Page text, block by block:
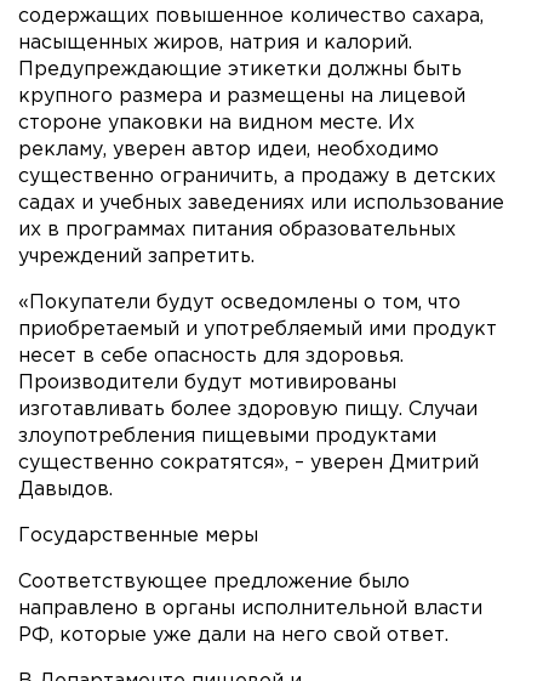
содержащих повышенное количество сахара,
насыщенных жиров, натрия и калорий.
Предупреждающие этикетки должны быть
крупного размера и размещены на лицевой
стороне упаковки на видном месте. Их
рекламу, уверен автор идеи, необходимо
существенно ограничить, а продажу в детских
садах и учебных заведениях или использование
их в программах питания образовательных
учреждений запретить.
«Покупатели будут осведомлены о том, что
приобретаемый и употребляемый ими продукт
несет в себе опасность для здоровья.
Производители будут мотивированы
изготавливать более здоровую пищу. Случаи
злоупотребления пищевыми продуктами
существенно сократятся», – уверен Дмитрий
Давыдов.
Государственные меры
Соответствующее предложение было
направлено в органы исполнительной власти
РФ, которые уже дали на него свой ответ.